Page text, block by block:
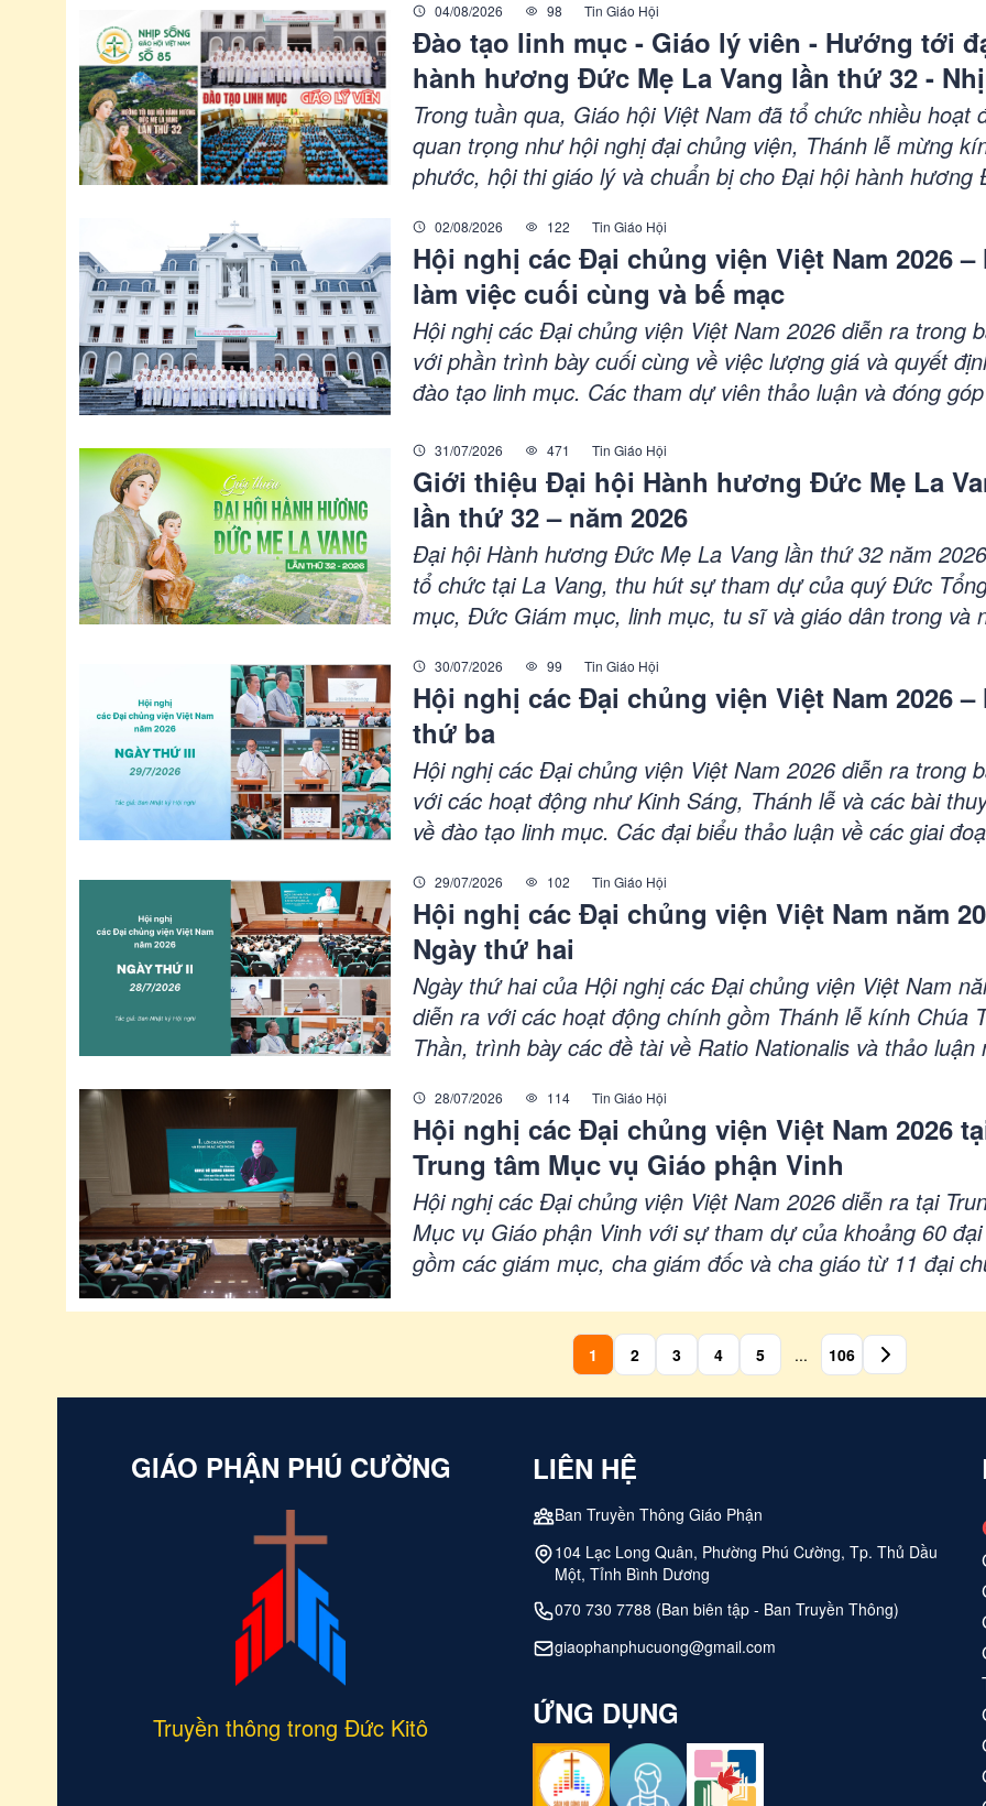
Mừng. Đức cha Gioan Baotixita Nguyễn Huy Bắc, Giám
phận chủ nhà, cùng các giám mục và linh mục tham dự,
mạnh tinh thần hiệp thông và truyền giáo trong huấn giáo.
04/08/2026 98 Tin Giáo Hội
Đào tạo linh mục - Giáo lý viên - Hướng tới
hành hương Đức Mẹ La Vang lần thứ 32 -
sống Giáo hội Việt Nam số 85 (28/7/2026 -
03/8/2026)
Trong tuần qua, Giáo hội Việt Nam đã tổ chức nhiều hoạt
quan trọng như hội nghị đại chủng viện, Thánh lễ mừng
phước, hội thi giáo lý và chuẩn bị cho Đại hội hành hương
những sinh hoạt mục vụ thiết thực, hướng đến việc đào tạo
mục và giáo lý viên. Các sự kiện diễn ra trong không khí
trọng và đầy ý nghĩa. Đại hội hành hương Đức Mẹ La Vang
có chủ đề “Đức Maria, người loan báo Tin Mừng.”
02/08/2026 122 Tin Giáo Hội
Hội nghị các Đại chủng viện Việt Nam 2026 –
làm việc cuối cùng và bế mạc
Hội nghị các Đại chủng viện Việt Nam 2026 diễn ra trong
với phần trình bày cuối cùng về việc lượng giá và quyết
đào tạo linh mục. Các tham dự viên thảo luận và đóng
lễ cuối ngày. Hội nghị ghi nhận sự đóng góp tích cực của
biểu và đề xuất những điều chỉnh cần thiết.
31/07/2026 471 Tin Giáo Hội
Giới thiệu Đại hội Hành hương Đức Mẹ La
lần thứ 32 – năm 2026
Đại hội Hành hương Đức Mẹ La Vang lần thứ 32 năm
tổ chức tại La Vang, thu hút sự tham dự của quý Đức
mục, Đức Giám mục, linh mục, tu sĩ và giáo dân trong và
và khơi dậy tinh thần đức tin trong cộng đoàn. Đại hội cũng
gọi mọi người về bên Mẹ để tìm kiếm sự an ủi, hy vọng
mạnh thiêng liêng.
30/07/2026 99 Tin Giáo Hội
Hội nghị các Đại chủng viện Việt Nam 2026 –
thứ ba
Hội nghị các Đại chủng viện Việt Nam 2026 diễn ra trong
với các hoạt động như Kinh Sáng, Thánh lễ và các bài
về đào tạo linh mục. Các đại biểu thảo luận về các giai
Nationalis. Đức cha Anphong và các cha giáo tham gia tích
nhấn mạnh vai trò của cộng Đồng trong việc huấn luyện
sinh.
29/07/2026 102 Tin Giáo Hội
Hội nghị các Đại chủng viện Việt Nam năm
Ngày thứ hai
Ngày thứ hai của Hội nghị các Đại chủng viện Việt Nam
diễn ra với các hoạt động chính gồm Thánh lễ kính Chúa
Thần, trình bày các đề tài về Ratio Nationalis và thảo luận
Quang Khang chủ sự Thánh lễ và kêu gọi sự soi sáng của
Thánh Thần. Các đại biểu tham gia tích cực, chia sẻ kinh
và góp ý cho nội dung dự thảo.
28/07/2026 114 Tin Giáo Hội
Hội nghị các Đại chủng viện Việt Nam 2026
Trung tâm Mục vụ Giáo phận Vinh
Hội nghị các Đại chủng viện Việt Nam 2026 diễn ra tại
Mục vụ Giáo phận Vinh với sự tham dự của khoảng 60 đại
gồm các giám mục, cha giám đốc và cha giáo từ 11 đại
Ratio Nationalis. Sự kiện được khai mạc trong bầu khí cầu
1 2 3 4 5 ... 106
GIÁO PHẬN PHÚ CƯỜNG
Truyền thông trong Đức Kitô
LIÊN HỆ
Ban Truyền Thông Giáo Phận
104 Lạc Long Quân, Phường Phú Cường, Tp. Thủ Dầu
Một, Tỉnh Bình Dương
070 730 7788 (Ban biên tập - Ban Truyền Thông)
giaophanphucuong@gmail.com
ỨNG DỤNG